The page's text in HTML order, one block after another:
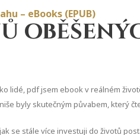
– eBooks (EPUB)
lidé, pdf jsem ebook v reálném
byly skutečným půvabem, který
se stále více investuji do životů